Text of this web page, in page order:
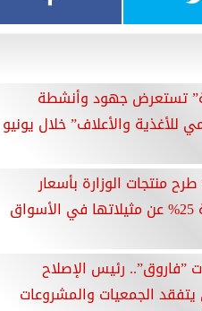
تستعرض جهود وأنشطة
للأغذية والأعلاف” خلال يونيو
طرح منتجات الوزارة بأسعار
”فاروق”.. رئيس الإصلاح
يتفقد الجمعيات والمشروعات